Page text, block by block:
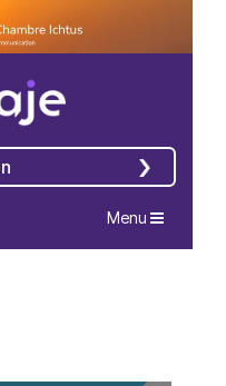
Navigation
Menu